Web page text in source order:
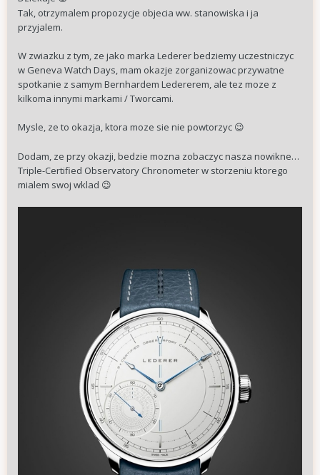
Tak, otrzymalem propozycje objecia ww. stanowiska i ja
przyjalem.
W zwiazku z tym, ze jako marka Lederer bedziemy uczestniczyc
w Geneva Watch Days, mam okazje zorganizowac przywatne
spotkanie z samym Bernhardem Ledererem, ale tez moze z
kilkoma innymi markami / Tworcami.
Mysle, ze to okazja, ktora moze sie nie powtorzyc 😉
Dodam, ze przy okazji, bedzie mozna zobaczyc nasza nowikne…
Triple-Certified Observatory Chronometer w storzeniu ktorego
mialem swoj wklad 😉